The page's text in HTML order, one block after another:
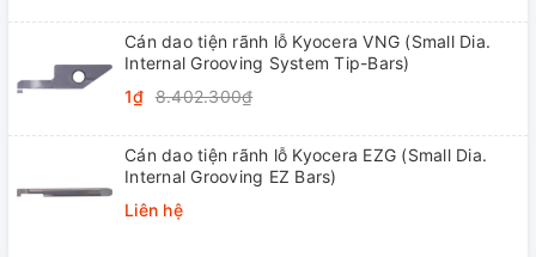
Cán dao tiện rãnh lỗ Kyocera VNG (Small Dia.
Internal Grooving System Tip-Bars)
1₫ 8.402.300₫
Cán dao tiện rãnh lỗ Kyocera EZG (Small Dia.
Internal Grooving EZ Bars)
Liên hệ